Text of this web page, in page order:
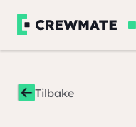
Tilbake